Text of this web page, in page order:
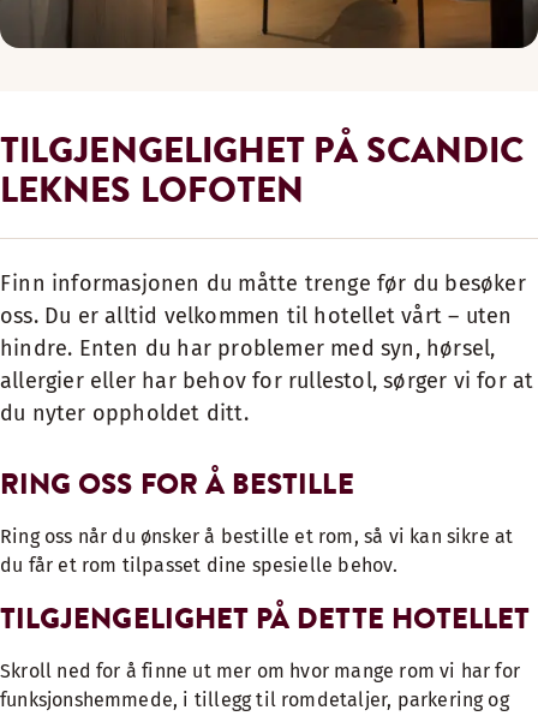
TILGJENGELIGHET PÅ SCANDIC
LEKNES LOFOTEN
Finn informasjonen du måtte trenge før du besøker
oss. Du er alltid velkommen til hotellet vårt – uten
hindre. Enten du har problemer med syn, hørsel,
allergier eller har behov for rullestol, sørger vi for at
du nyter oppholdet ditt.
RING OSS FOR Å BESTILLE
Ring oss når du ønsker å bestille et rom, så vi kan sikre at
du får et rom tilpasset dine spesielle behov.
TILGJENGELIGHET PÅ DETTE HOTELLET
Skroll ned for å finne ut mer om hvor mange rom vi har for
funksjonshemmede, i tillegg til romdetaljer, parkering og